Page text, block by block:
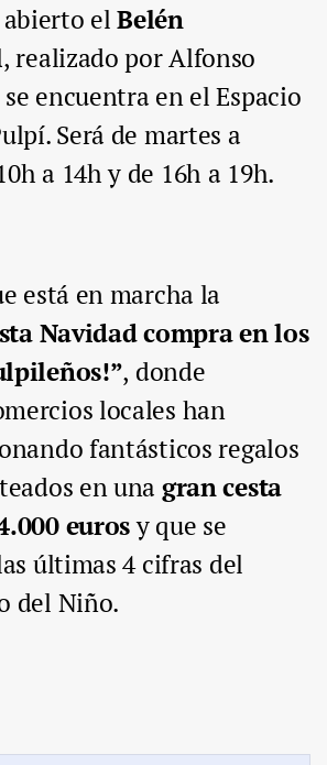
elBelén
, realizado por Alfonso
encuentra en el Espacio
Será de martes a
a 14h y de 16h a 19h.
está en marcha la
Navidad compra en los
, donde
locales han
fantásticos regalos
en una gran cesta
eurosy que se
últimas 4 cifras del
del Niño.